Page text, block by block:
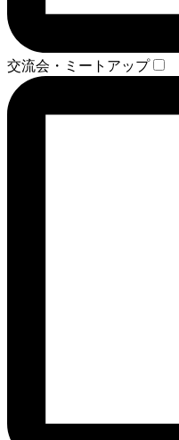
交流会・ミートアップ